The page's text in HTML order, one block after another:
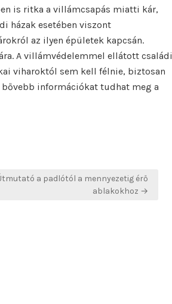
is ritka a villámcsapás miatti kár,
házak esetében viszont
az ilyen épületek kapcsán.
A villámvédelemmel ellátott családi
viharoktól sem kell félnie, biztosan
információkat tudhat meg a
a padlótól a mennyezetig érő
ablakokhoz →